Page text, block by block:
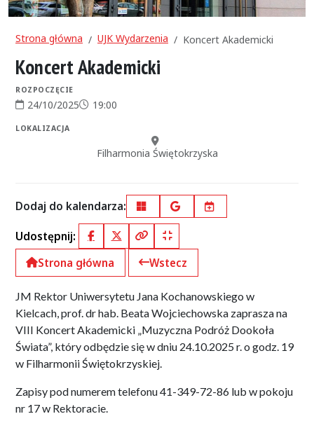
Strona główna UJK Wydarzenia Koncert Akademicki
Koncert Akademicki
ROZPOCZĘCIE
Data rozpoczęcia:
24/10/2025Godzina rozpoczęcia:
19:00
LOKALIZACJA
Miejsce:
Filharmonia Świętokrzyska
Dodaj do kalendarza: OutlookGoogle Calendar
iCal
Udostępnij:
FacebookX (Twitter)
Kopiuj pełny link
Kopiuj krótki link
Strona główna
Wstecz
JM Rektor Uniwersytetu Jana Kochanowskiego w
Kielcach, prof. dr hab. Beata Wojciechowska zaprasza na
VIII Koncert Akademicki „Muzyczna Podróż Dookoła
Świata”, który odbędzie się w dniu 24.10.2025 r. o godz. 19
w Filharmonii Świętokrzyskiej.
Zapisy pod numerem telefonu 41-349-72-86 lub w pokoju
nr 17 w Rektoracie.